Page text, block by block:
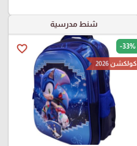
شنط مدرسية
favorite_border -33%
كولكشن 2026